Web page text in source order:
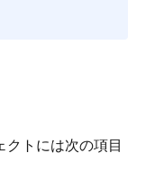
トには次の項目